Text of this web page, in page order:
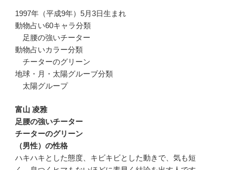
1997年（平成9年）5月3日生まれ
動物占い60キャラ分類
足腰の強いチーター
動物占いカラー分類
チーターのグリーン
地球・月・太陽グルーブ分類
太陽グループ
富山 凌雅
足腰の強いチーター
チーターのグリーン
（男性）の性格
ハキハキとした態度、キビキビとした動きで、気も短